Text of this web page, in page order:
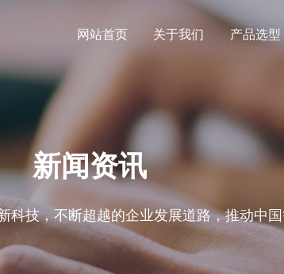
网站首页 关于我们 产品选型
新闻资讯
技，不断超越的企业发展道路，推动中国